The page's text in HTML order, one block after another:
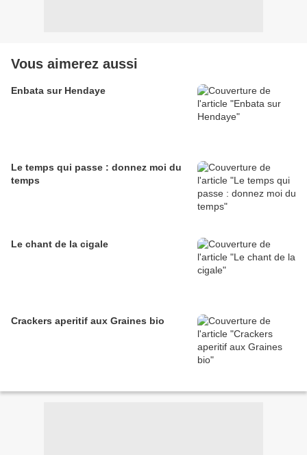
Vous aimerez aussi
Enbata sur Hendaye
Le temps qui passe : donnez moi du
temps
Le chant de la cigale
Crackers aperitif aux Graines bio